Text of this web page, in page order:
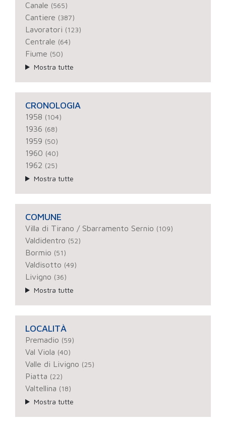
Canale (565)
Cantiere (387)
Lavoratori (123)
Centrale (64)
Fiume (50)
Mostra tutte
CRONOLOGIA
1958 (104)
1936 (68)
1959 (50)
1960 (40)
1962 (25)
Mostra tutte
COMUNE
Villa di Tirano / Sbarramento Sernio (109)
Valdidentro (52)
Bormio (51)
Valdisotto (49)
Livigno (36)
Mostra tutte
LOCALITÀ
Premadio (59)
Val Viola (40)
Valle di Livigno (25)
Piatta (22)
Valtellina (18)
Mostra tutte